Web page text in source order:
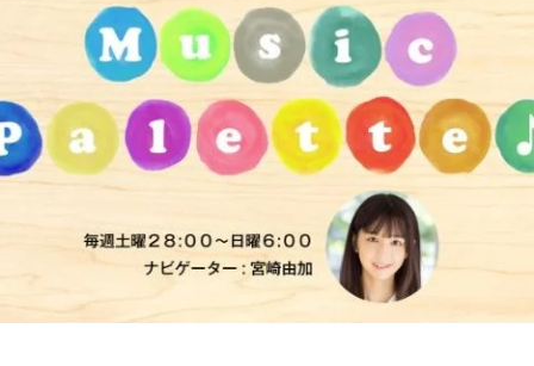
お知らせ
イベント・グッズ
YouTube
会社情報